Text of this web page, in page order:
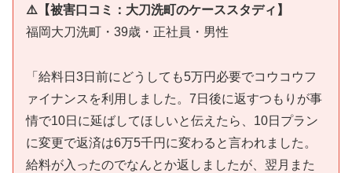
⚠️【被害口コミ：大刀洗町のケーススタディ】
福岡大刀洗町・39歳・正社員・男性
「給料日3日前にどうしても5万円必要でコウコウフ
ァイナンスを利用しました。7日後に返すつもりが事
情で10日に延ばしてほしいと伝えたら、10日プラン
に変更で返済は6万5千円に変わると言われました。
給料が入ったのでなんとか返しましたが、翌月また